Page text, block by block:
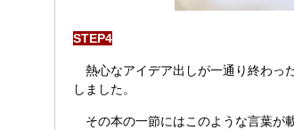
STEP4
熱心なアイデア出しが一通り終わっ
しました。
その本の一節にはこのような言葉が